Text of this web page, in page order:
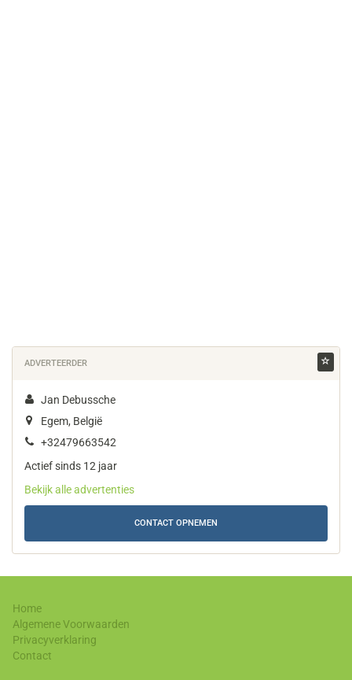
ADVERTEERDER
Jan Debussche
Egem, België
+32479663542
Actief sinds 12 jaar
Bekijk alle advertenties
CONTACT OPNEMEN
Home
Algemene Voorwaarden
Privacyverklaring
Contact